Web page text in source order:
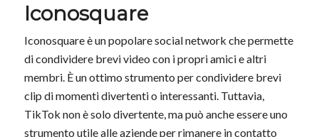
Iconosquare
Iconosquare è un popolare social network che permette
di condividere brevi video con i propri amici e altri
membri. È un ottimo strumento per condividere brevi
clip di momenti divertenti o interessanti. Tuttavia,
TikTok non è solo divertente, ma può anche essere uno
strumento utile alle aziende per rimanere in contatto